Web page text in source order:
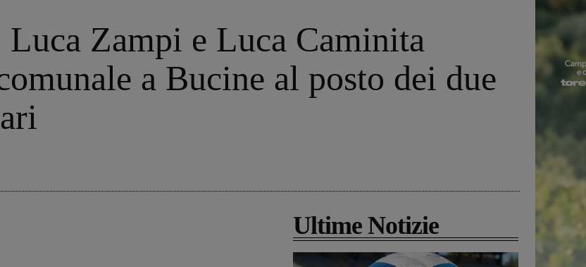
Zampi e Luca Caminita
a Bucine al posto dei due
Ultime Notizie